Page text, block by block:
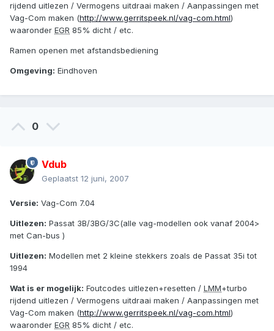
rijdend uitlezen / Vermogens uitdraai maken / Aanpassingen met
Vag-Com maken (http://www.gerritspeek.nl/vag-com.html)
waaronder EGR 85% dicht / etc.
Ramen openen met afstandsbediening
Omgeving: Eindhoven
0
Vdub
Geplaatst 12 juni, 2007
Versie: Vag-Com 7.04
Uitlezen: Passat 3B/3BG/3C(alle vag-modellen ook vanaf 2004>
met Can-bus )
Uitlezen: Modellen met 2 kleine stekkers zoals de Passat 35i tot
1994
Wat is er mogelijk: Foutcodes uitlezen+resetten / LMM+turbo
rijdend uitlezen / Vermogens uitdraai maken / Aanpassingen met
Vag-Com maken (http://www.gerritspeek.nl/vag-com.html)
waaronder EGR 85% dicht / etc.